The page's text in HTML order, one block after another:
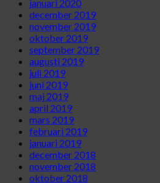
januari 2020
december 2019
november 2019
oktober 2019
september 2019
augusti 2019
juli 2019
juni 2019
maj 2019
april 2019
mars 2019
februari 2019
januari 2019
december 2018
november 2018
oktober 2018